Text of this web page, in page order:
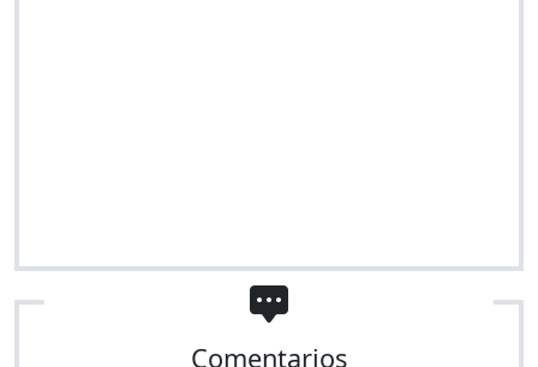
Comentarios